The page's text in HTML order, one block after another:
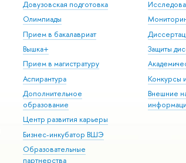
Довузовская подготовка
Олимпиады
Прием в бакалавриат
Вышка+
Прием в магистратуру
Аспирантура
Дополнительное
образование
Центр развития карьеры
Бизнес-инкубатор ВШЭ
Образовательные
партнерства
Защиты
Конкурсы
Внешние